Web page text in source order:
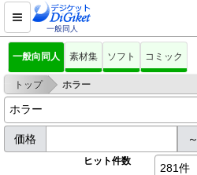
一般同人
一般向同人 素材集 ソフト コミック
トップ > ホラー
価格 ～
ヒット件数
281件